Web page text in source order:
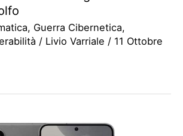
, Guerra Cibernetica,
/ Livio Varriale / 11 Ottobre